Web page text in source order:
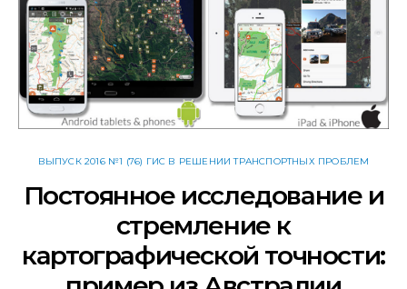
ВЫПУСК 2016 №1 (76) ГИС В РЕШЕНИИ ТРАНСПОРТНЫХ ПРОБЛЕМ
Постоянное исследование и
стремление к
картографической точности: